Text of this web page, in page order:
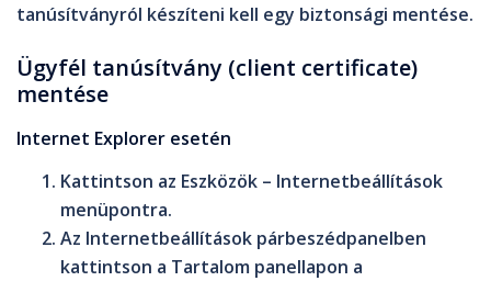
tanúsítványról készíteni kell egy biztonsági mentése.
Ügyfél tanúsítvány (client certificate)
mentése
Internet Explorer esetén
Kattintson az Eszközök – Internetbeállítások
menüpontra.
Az Internetbeállítások párbeszédpanelben
kattintson a Tartalom panellapon a